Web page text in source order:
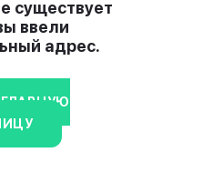
существует
ввели
адрес.